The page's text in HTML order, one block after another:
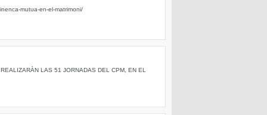
mutua-en-el-matrimoni/
LAS 51 JORNADAS DEL CPM, EN EL